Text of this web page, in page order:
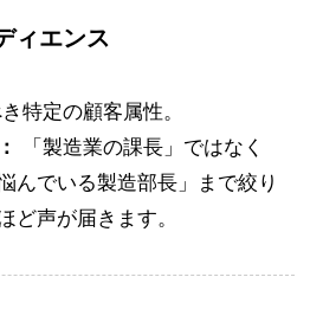
ィエンス
特定の顧客属性。
「製造業の課長」ではなく
んでいる製造部長」まで絞り
ど声が届きます。